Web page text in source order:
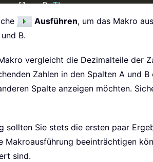
= floorB Then
(i, resultCol). Value =
1
Ausführen, um das Makro
B.
vergleicht die Dezimalteile der
Zahlen in den Spalten A und
Spalte anzeigen möchten.
sollten Sie stets die ersten paar
Makroausführung beeinträchtigen
sind.